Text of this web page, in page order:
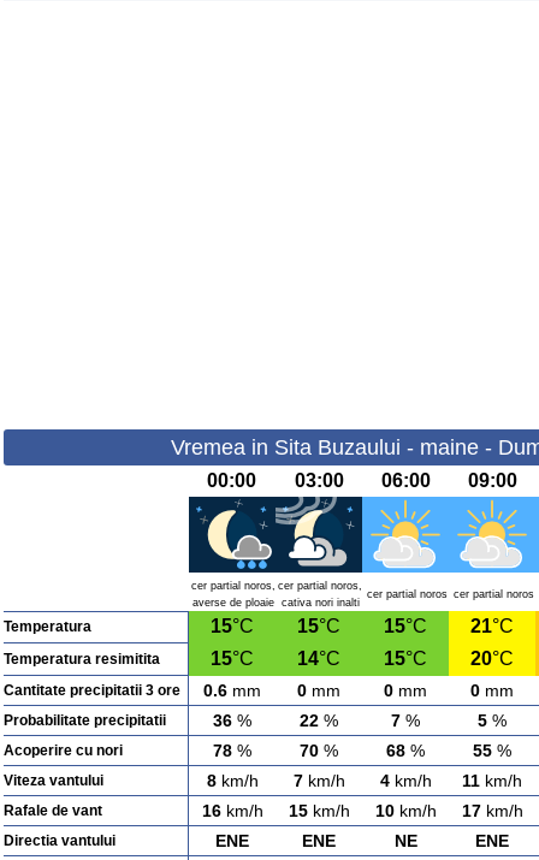
Vremea in Sita Buzaului - maine -
00:00 03:00 06:00 09:00
cer partial noros,
averse de ploaie
cer partial noros,
cativa nori inalti
cer partial noros cer partial noros
Temperatura 15°C 15°C 15°C 21°C
Temperatura resimitita 15°C 14°C 15°C 20°C
Cantitate precipitatii 3 ore 0.6 mm 0 mm 0 mm 0 mm
Probabilitate precipitatii 36 % 22 % 7 % 5 %
Acoperire cu nori 78 % 70 % 68 % 55 %
Viteza vantului 8km/h 7km/h 4km/h 11 km/h
Rafale de vant 16km/h 15km/h 10km/h 17km/h
Directia vantului ENE ENE NE ENE